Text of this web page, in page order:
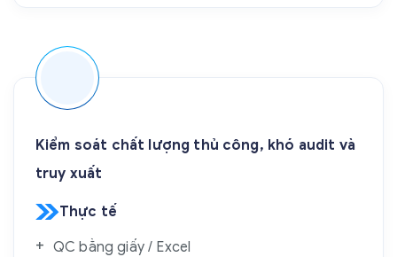
Kiểm soát chất lượng thủ công, khó audit và
truy xuất
Thực tế
QC bằng giấy / Excel